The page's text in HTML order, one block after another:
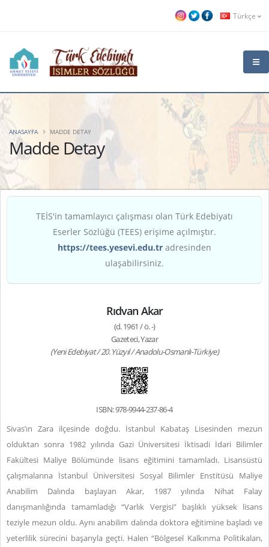
Türkçe
Madde Detay
ANASAYFA MADDE DETAY
TEİS'in tamamlayıcı çalışması olan Türk Edebiyatı
Eserler Sözlüğü (TEES) erişime açılmıştır.
https://tees.yesevi.edu.tr adresinden
ulaşabilirsiniz.
Rıdvan Akar
(d. 1961 / ö. -)
Gazeteci, Yazar
(Yeni Edebiyat / 20. Yüzyıl / Anadolu-Osmanlı-Türkiye)
ISBN: 978-9944-237-86-4
Sivas’ın Zara ilçesinde doğdu. İstanbul Kabataş Lisesinden mezun
olduktan sonra 1982 yılında Gazi Üniversitesi İktisadi İdari Bilimler
Fakültesi Maliye Bölümünde lisans eğitimini tamamladı. Lisansüstü
çalışmalarına İstanbul Üniversitesi Sosyal Bilimler Enstitüsü Maliye
Anabilim Dalında başlayan Akar, 1987 yılında Nihat Falay
danışmanlığında tamamladığı “Varlık Vergisi” başlıklı yüksek lisans
teziyle mezun oldu. Aynı anabilim dalında doktora eğitimine başladı ve
yeterlilik sürecini başarıyla geçti. Halen “Bölgesel Kalkınma Politikaları,